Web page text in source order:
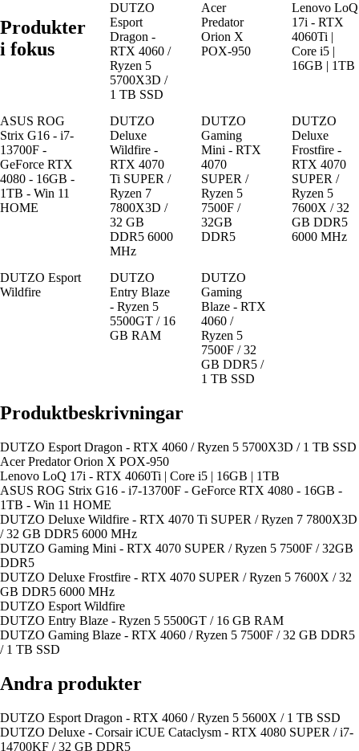
Produkter
i fokus
DUTZO
Esport
Dragon -
RTX 4060 /
Ryzen 5
5700X3D /
1 TB SSD
Acer
Predator
Orion X
POX-950
Lenovo LoQ
17i - RTX
4060Ti |
Core i5 |
16GB | 1TB
ASUS ROG
Strix G16 - i7-
13700F -
GeForce RTX
4080 - 16GB -
1TB - Win 11
HOME
DUTZO
Deluxe
Wildfire -
RTX 4070
Ti SUPER /
Ryzen 7
7800X3D /
32 GB
DDR5 6000
MHz
DUTZO
Gaming
Mini - RTX
4070
SUPER /
Ryzen 5
7500F /
32GB
DDR5
DUTZO
Deluxe
Frostfire -
RTX 4070
SUPER /
Ryzen 5
7600X / 32
GB DDR5
6000 MHz
DUTZO Esport
Wildfire
DUTZO
Entry Blaze
- Ryzen 5
5500GT / 16
GB RAM
DUTZO
Gaming
Blaze - RTX
4060 /
Ryzen 5
7500F / 32
GB DDR5 /
1 TB SSD
Produktbeskrivningar
DUTZO Esport Dragon - RTX 4060 / Ryzen 5 5700X3D / 1 TB SSD
Acer Predator Orion X POX-950
Lenovo LoQ 17i - RTX 4060Ti | Core i5 | 16GB | 1TB
ASUS ROG Strix G16 - i7-13700F - GeForce RTX 4080 - 16GB -
1TB - Win 11 HOME
DUTZO Deluxe Wildfire - RTX 4070 Ti SUPER / Ryzen 7 7800X3D
/ 32 GB DDR5 6000 MHz
DUTZO Gaming Mini - RTX 4070 SUPER / Ryzen 5 7500F / 32GB
DDR5
DUTZO Deluxe Frostfire - RTX 4070 SUPER / Ryzen 5 7600X / 32
GB DDR5 6000 MHz
DUTZO Esport Wildfire
DUTZO Entry Blaze - Ryzen 5 5500GT / 16 GB RAM
DUTZO Gaming Blaze - RTX 4060 / Ryzen 5 7500F / 32 GB DDR5
/ 1 TB SSD
Andra produkter
DUTZO Esport Dragon - RTX 4060 / Ryzen 5 5600X / 1 TB SSD
DUTZO Deluxe - Corsair iCUE Cataclysm - RTX 4080 SUPER / i7-
14700KF / 32 GB DDR5